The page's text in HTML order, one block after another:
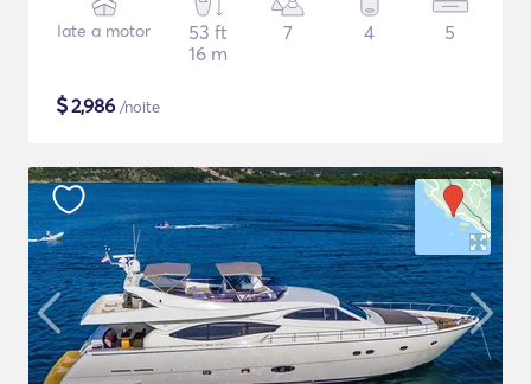
Iate a motor
53 ft
16 m
7 4 5
$2,986 /noite